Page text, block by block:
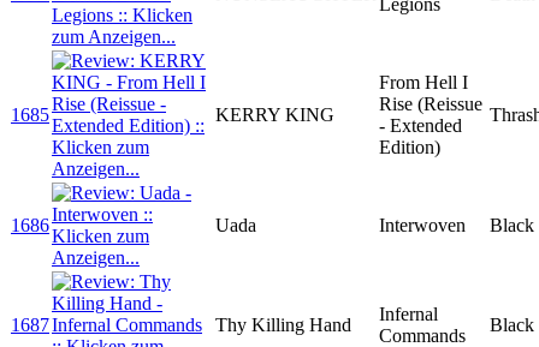
1685 KERRY KING
From Hell I
Rise (Reissue
- Extended
Edition)
1686 Uada Interwoven Black
1687 Thy Killing Hand
Infernal
Commands
Black